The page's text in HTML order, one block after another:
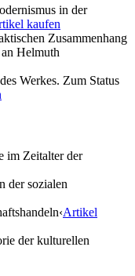
in der
kaufen
Zusammenhang
Helmuth
Werkes. Zum Status
im Zeitalter der
der sozialen
Artikel
der kulturellen